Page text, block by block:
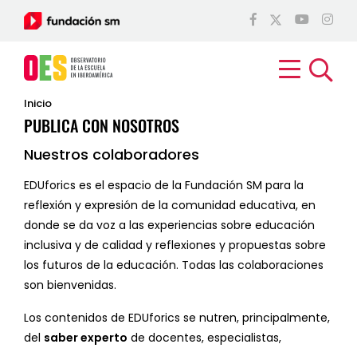
Inicio
PUBLICA CON NOSOTROS
Nuestros colaboradores
EDUforics es el espacio de la Fundación SM para la
reflexión y expresión de la comunidad educativa, en
donde se da voz a las experiencias sobre educación
inclusiva y de calidad y reflexiones y propuestas sobre
los futuros de la educación. Todas las colaboraciones
son bienvenidas.
Los contenidos de EDUforics se nutren, principalmente,
del saber experto de docentes, especialistas,